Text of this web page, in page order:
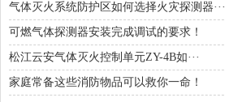
气体灭火系统防护区如何选择火灾探测器···
可燃气体探测器安装完成调试的要求！
松江云安气体灭火控制单元ZY-4B如···
家庭常备这些消防物品可以救你一命！